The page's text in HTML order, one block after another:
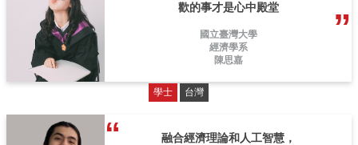
歡的事才是心中殿堂
國立臺灣大學
經濟學系
陳思嘉
學士 台灣
融合經濟理論和人工智慧，